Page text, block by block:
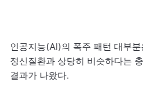
인공지능(AI)의 폭주 패턴 대부분
정신질환과 상당히 비슷하다는
결과가 나왔다.